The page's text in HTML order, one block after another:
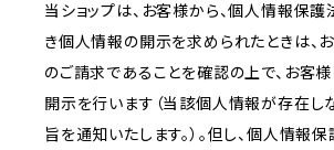
当ショップは、お客様から、個人情報保
き個人情報の開示を求められたときは、
のご請求であることを確認の上で、お客様
開示を行います（当該個人情報が存在し
旨を通知いたします。）。但し、個人情報